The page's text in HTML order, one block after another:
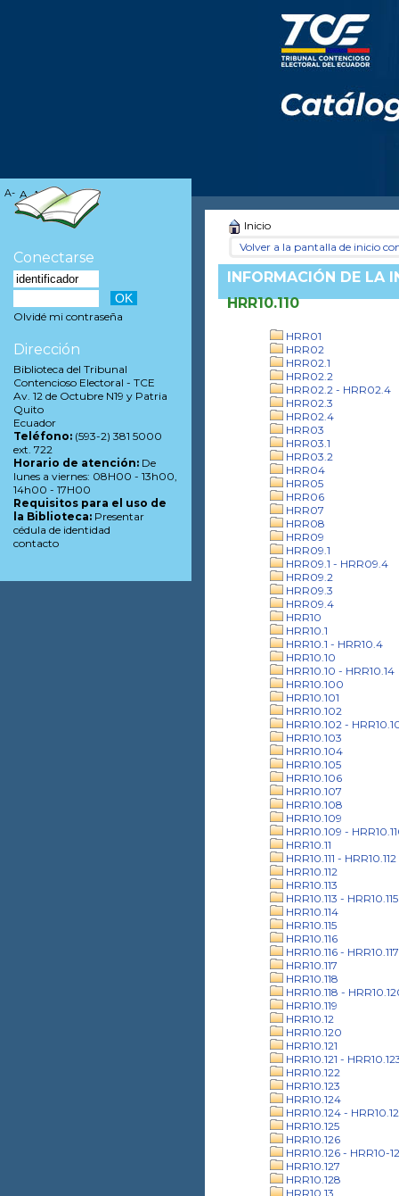
Inicio
Volver a la pantalla de inicio
INFORMACIÓN DE LA
HRR10.110
HRR01
HRR02
HRR02.1
HRR02.2
HRR02.2 - HRR02.4
HRR02.3
HRR02.4
HRR03
HRR03.1
HRR03.2
HRR04
HRR05
HRR06
HRR07
HRR08
HRR09
HRR09.1
HRR09.1 - HRR09.4
HRR09.2
HRR09.3
HRR09.4
HRR10
HRR10.1
HRR10.1 - HRR10.4
HRR10.10
HRR10.10 - HRR10.14
HRR10.100
HRR10.101
HRR10.102
HRR10.102 -
HRR10.103
HRR10.104
HRR10.105
HRR10.106
HRR10.107
HRR10.108
HRR10.109
HRR10.109 -
HRR10.11
HRR10.111 - HRR10.112
HRR10.112
HRR10.113
HRR10.113 - HRR10.115
HRR10.114
HRR10.115
HRR10.116
HRR10.116 - HRR10.117
HRR10.117
HRR10.118
HRR10.118 -
HRR10.119
HRR10.12
HRR10.120
HRR10.121
HRR10.121 -
HRR10.122
HRR10.123
HRR10.124
HRR10.124 -
HRR10.125
HRR10.126
HRR10.126 - HRR10-
HRR10.127
HRR10.128
HRR10.13
A- A A+
Conectarse
Olvidé mi contraseña
Dirección
Biblioteca del Tribunal
Contencioso Electoral - TCE
Av. 12 de Octubre N19 y Patria
Quito
Ecuador
Teléfono: (593-2) 381 5000
ext. 722
Horario de atención: De
lunes a viernes: 08H00 - 13h00,
14h00 - 17H00
Requisitos para el uso de
la Biblioteca: Presentar
cédula de identidad
contacto